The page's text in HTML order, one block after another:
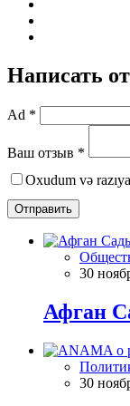
Написать
Ad *
Ваш отзыв *
Oxudum və
Отправить
30
Афган
30